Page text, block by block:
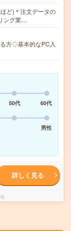
ど)＊注文データの
ング業…
方◇基本的なPC入
50代
60代
男性
詳しく見る